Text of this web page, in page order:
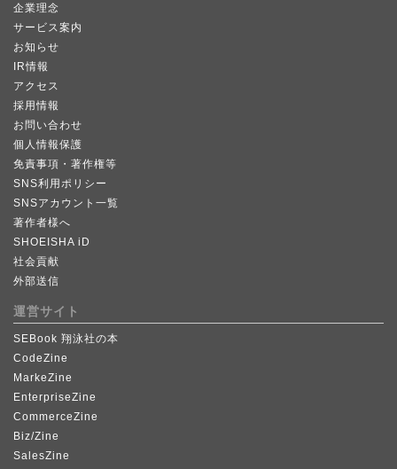
企業理念
サービス案内
お知らせ
IR情報
アクセス
採用情報
お問い合わせ
個人情報保護
免責事項・著作権等
SNS利用ポリシー
SNSアカウント一覧
著作者様へ
SHOEISHA iD
社会貢献
外部送信
運営サイト
SEBook 翔泳社の本
CodeZine
MarkeZine
EnterpriseZine
CommerceZine
Biz/Zine
SalesZine